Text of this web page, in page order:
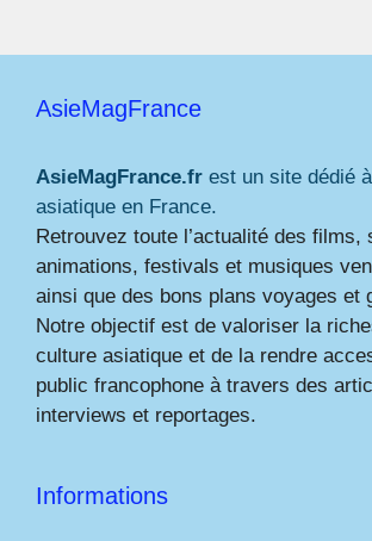
AsieMagFrance
AsieMagFrance.fr est un site dédié
asiatique en France.
Retrouvez toute l’actualité des films,
animations, festivals et musiques
ainsi que des bons plans voyages et
Notre objectif est de valoriser la
culture asiatique et de la rendre
public francophone à travers des
interviews et reportages.
Informations